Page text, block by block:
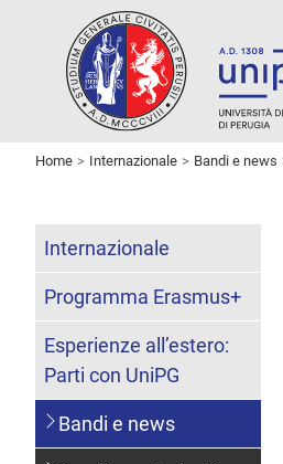
Home Internazionale Bandi e news
Internazionale
Programma Erasmus+
Esperienze all’estero:
Parti con UniPG
Bandi e news